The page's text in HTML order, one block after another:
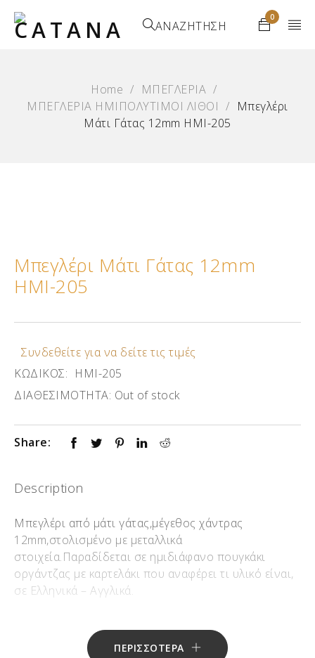
0
ΑΝΑΖΗΤΗΣΗ
Home / ΜΠΕΓΛΕΡΙΑ /
ΜΠΕΓΛΕΡΙΑ ΗΜΙΠΟΛΥΤΙΜΟΙ ΛΙΘΟΙ / Μπεγλέρι
Μάτι Γάτας 12mm ΗΜΙ-205
Μπεγλέρι Μάτι Γάτας 12mm
ΗΜΙ-205
Συνδεθείτε για να δείτε τις τιμές
ΚΩΔΙΚΟΣ: ΗΜΙ-205
ΔΙΑΘΕΣΙΜΟΤΗΤΑ: Out of stock
Share:
Description
Μπεγλέρι από μάτι γάτας,μέγεθος χάντρας
12mm,στολισμένο με μεταλλικά
στοιχεία.Παραδίδεται σε ημιδιάφανο πουγκάκι
οργάντζας με καρτελάκι που αναφέρει τι υλικό είναι,
σε Ελληνικά – Αγγλικά.
ΠΕΡΙΣΣΟΤΕΡΑ